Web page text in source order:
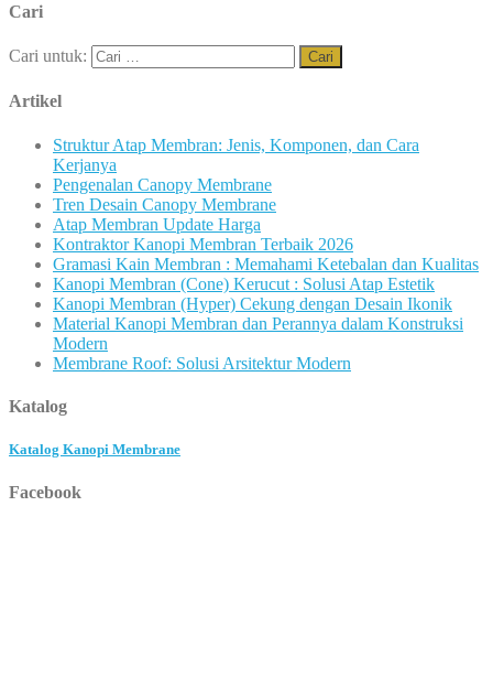
Cari
Cari untuk:
Artikel
Struktur Atap Membran: Jenis, Komponen, dan Cara
Kerjanya
Pengenalan Canopy Membrane
Tren Desain Canopy Membrane
Atap Membran Update Harga
Kontraktor Kanopi Membran Terbaik 2026
Gramasi Kain Membran : Memahami Ketebalan dan Kualitas
Kanopi Membran (Cone) Kerucut : Solusi Atap Estetik
Kanopi Membran (Hyper) Cekung dengan Desain Ikonik
Material Kanopi Membran dan Perannya dalam Konstruksi
Modern
Membrane Roof: Solusi Arsitektur Modern
Katalog
Katalog Kanopi Membrane
Facebook